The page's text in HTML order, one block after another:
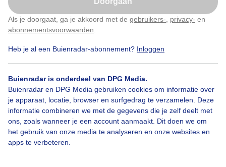
Als je doorgaat, ga je akkoord met de gebruikers- privacy- en
abonnementsvoorwaarden
Heb je al een Buienradar-abonnement? Inloggen
Buienradar is onderdeel van DPG Media.
Buienradar en DPG Media gebruiken cookies om informatie over
je apparaat, locatie, browser en surfgedrag te verzamelen. Deze
informatie combineren we met de gegevens die je zelf deelt met
ons, zoals wanneer je een account aanmaakt. Dit doen we om
het gebruik van onze media te analyseren en onze websites en
apps te verbeteren.
Bijtjes Zon
Bekijk slideshow
Klik hierom dit aan te passen